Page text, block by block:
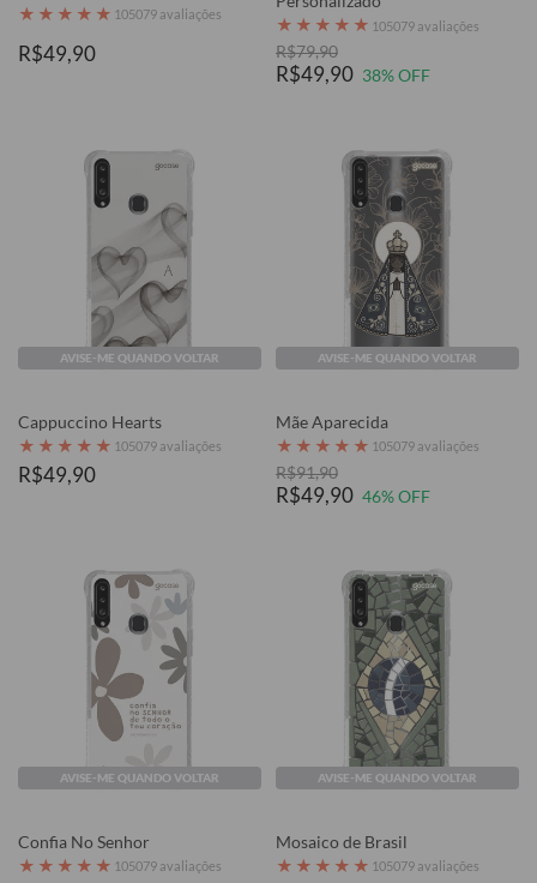
★ ★ ★ ★ ★ 105079 avaliações
R$49,90
★ ★ ★ ★ ★ 105079 avaliações
R$79,90
R$49,90 38% OFF
AVISE-ME QUANDO VOLTAR
Cappuccino Hearts
★ ★ ★ ★ ★ 105079 avaliações
R$49,90
AVISE-ME QUANDO VOLTAR
Mãe Aparecida
★ ★ ★ ★ ★ 105079 avaliações
R$91,90
R$49,90 46% OFF
AVISE-ME QUANDO VOLTAR
Confia No Senhor
★ ★ ★ ★ ★ 105079 avaliações
AVISE-ME QUANDO VOLTAR
Mosaico de Brasil
★ ★ ★ ★ ★ 105079 avaliações